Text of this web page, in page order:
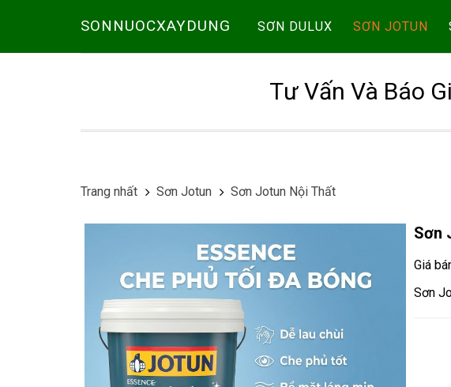
SONNUOCXAYDUNG SƠN DULUX SƠN JOTUN
Tư Vấn Và Báo
Trang nhất Sơn Jotun Sơn Jotun Nội Thất
Sơn
Giá
Sơn